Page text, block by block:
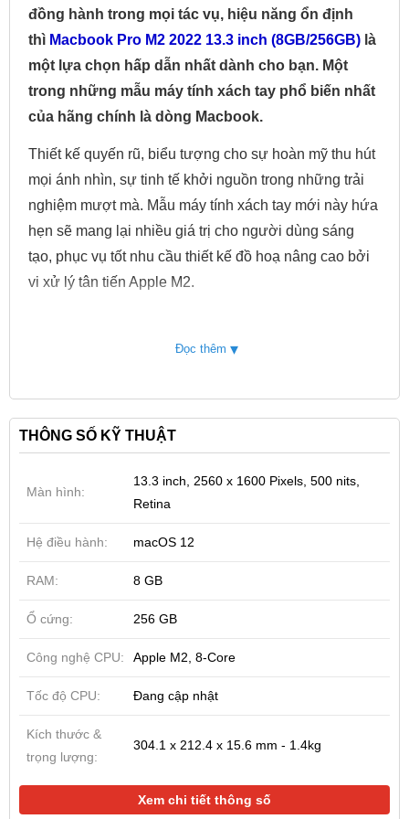
đồng hành trong mọi tác vụ, hiệu năng ổn định
thì Macbook Pro M2 2022 13.3 inch (8GB/256GB) là
một lựa chọn hấp dẫn nhất dành cho bạn. Một
trong những mẫu máy tính xách tay phổ biến nhất
của hãng chính là dòng Macbook.
Thiết kế quyến rũ, biểu tượng cho sự hoàn mỹ thu hút
mọi ánh nhìn, sự tinh tế khởi nguồn trong những trải
nghiệm mượt mà. Mẫu máy tính xách tay mới này hứa
hẹn sẽ mang lại nhiều giá trị cho người dùng sáng
tạo, phục vụ tốt nhu cầu thiết kế đồ hoạ nâng cao bởi
vi xử lý tân tiến Apple M2.
Cũng như các dòng Macbook Pro khác MacBook Pro
hoàn thiện từ lớp vỏ kim loại nguyên khối cao cấp tạo
nên sự khác biệt so với các máy tính khác ngoài thị
trường, phù hợp với mọi phong cách lẫn lứa tuổi sử
dụng. Khối lượng của máy chỉ khoảng 1.4kg và độ
dày là 15.6mm.
Thiết bị sang trọng, thời thượng vô cùng tiện lợi thích
hợp cho những người có tính chất công việc hay
theo mà không cảm thấy quá nặng.
Đọc thêm ▾
THÔNG SỐ KỸ THUẬT
Màn hình:
13.3 inch, 2560 x 1600 Pixels, 500 nits,
Retina
Hệ điều hành: macOS 12
RAM: 8 GB
Ổ cứng: 256 GB
Công nghệ CPU: Apple M2, 8-Core
Tốc độ CPU: Đang cập nhật
Kích thước &
trọng lượng:
304.1 x 212.4 x 15.6 mm - 1.4kg
Xem chi tiết thông số